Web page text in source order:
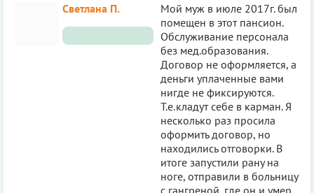
Светлана П.
Мой муж в июле 2017г. был
помещен в этот пансион.
Обслуживание персонала
без мед.образования.
Договор не оформляется, а
деньги уплаченные вами
нигде не фиксируются.
Т.е.кладут себе в карман. Я
несколько раз просила
оформить договор, но
находились отговорки. В
итоге запустили рану на
ноге, отправили в больницу
с гангреной, где он и умер.